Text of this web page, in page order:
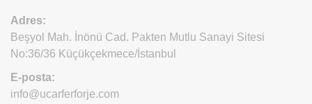
Adres:
Beşyol Mah. İnönü Cad. Pakten Mutlu Sanayi Sitesi
No:36/36 Küçükçekmece/İstanbul
E-posta:
info@ucarferforje.com